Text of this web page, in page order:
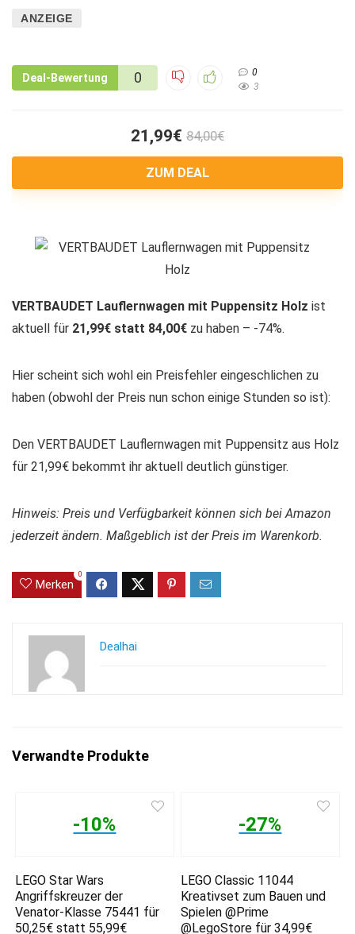
ANZEIGE
Deal-Bewertung 0
0
3
21,99€ 84,00€
ZUM DEAL
VERTBAUDET Lauflernwagen mit Puppensitz Holz ist
aktuell für 21,99€ statt 84,00€ zu haben – -74%.
Hier scheint sich wohl ein Preisfehler eingeschlichen zu
haben (obwohl der Preis nun schon einige Stunden so ist):
Den VERTBAUDET Lauflernwagen mit Puppensitz aus Holz
für 21,99€ bekommt ihr aktuell deutlich günstiger.
Hinweis: Preis und Verfügbarkeit können sich bei Amazon
jederzeit ändern. Maßgeblich ist der Preis im Warenkorb.
Merken
0
Dealhai
Verwandte Produkte
-10%
LEGO Star Wars
Angriffskreuzer der
Venator-Klasse 75441 für
50,25€ statt 55,99€
-27%
LEGO Classic 11044
Kreativset zum Bauen und
Spielen @Prime
@LegoStore für 34,99€